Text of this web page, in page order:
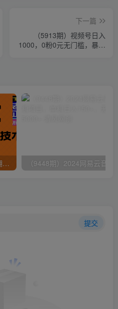
下一篇
（5913期）视频号日入
1000，0粉0元无门槛，暴利
全网首发，美团饿了么老店翻新最新技术，一单利润300-600
提交